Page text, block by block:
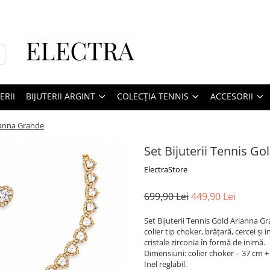
BIJUTERII ARGINT COLECȚIA TENNIS ACCESORII
Grande
Set Bijuterii Tennis
ElectraStore
699,90 Lei449,90 Lei
Set Bijuterii Tennis Gold Arianna
colier tip choker, brățară, cercei și
cristale zirconia în formă de inimă.
Dimensiuni: colier choker – 37 cm
Inel reglabil.